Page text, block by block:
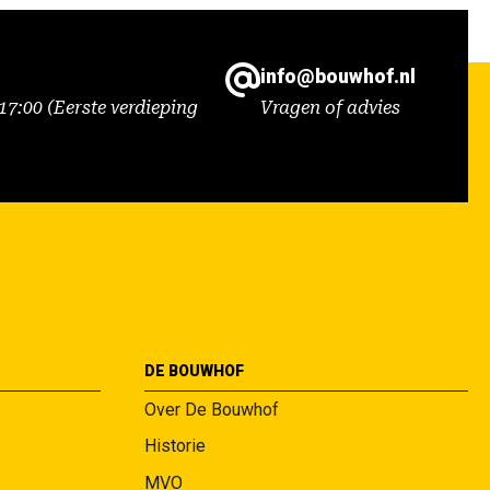
(Eerste verdieping
info@bouwhof.nl
Vragen of advies
DE BOUWHOF
Over De Bouwhof
Historie
MVO